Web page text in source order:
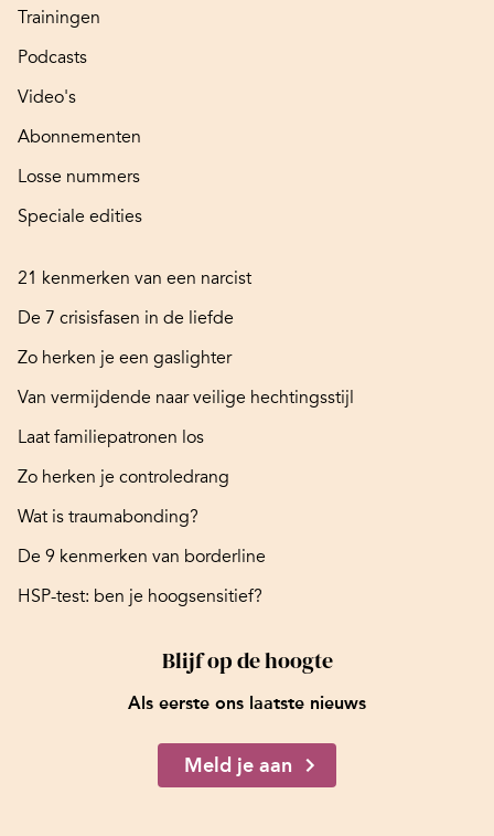
Trainingen
Podcasts
Video's
Abonnementen
Losse nummers
Speciale edities
21 kenmerken van een narcist
De 7 crisisfasen in de liefde
Zo herken je een gaslighter
Van vermijdende naar veilige hechtingsstijl
Laat familiepatronen los
Zo herken je controledrang
Wat is traumabonding?
De 9 kenmerken van borderline
HSP-test: ben je hoogsensitief?
Blijf op de hoogte
Als eerste ons laatste nieuws
Meld je aan